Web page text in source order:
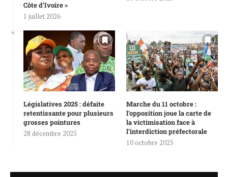
Côte d’Ivoire »
1 juillet 2026
Législatives 2025 : défaite
retentissante pour plusieurs
grosses pointures
28 décembre 2025
Marche du 11 octobre :
l’opposition joue la carte de
la victimisation face à
l’interdiction préfectorale
10 octobre 2025